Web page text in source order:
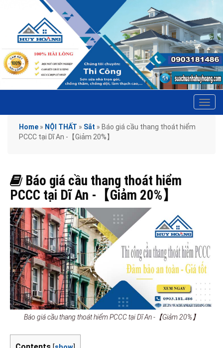
Home » NỘI THẤT » Sắt » Báo giá cầu thang thoát hiểm
PCCC tại Dĩ An -【Giảm 20%】
Báo giá cầu thang thoát hiểm
PCCC tại Dĩ An -【Giảm 20%】
Báo giá cầu thang thoát hiểm PCCC tại Dĩ An -【Giảm 20%】